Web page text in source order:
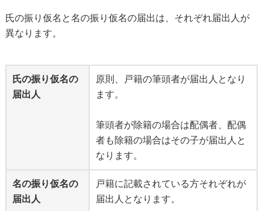
氏の振り仮名と名の振り仮名の届出は、それぞれ届出人が
異なります。
氏の振り仮名の
届出人
原則、戸籍の筆頭者が届出人となり
ます。
筆頭者が除籍の場合は配偶者、配偶
者も除籍の場合はその子が届出人と
なります。
名の振り仮名の
届出人
戸籍に記載されている方それぞれが
届出人となります。